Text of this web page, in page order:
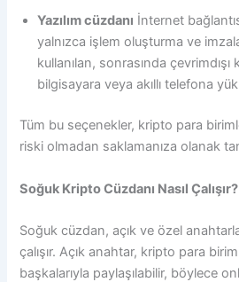
Yazılım cüzdanı İnternet
yalnızca işlem oluşturma ve
kullanılan, sonrasında
bilgisayara veya akıllı telefona
Tüm bu seçenekler, kripto para
riski olmadan saklamanıza olanak
Soğuk Kripto Cüzdanı Nasıl Çalışır?
Soğuk cüzdan, açık ve özel
çalışır. Açık anahtar, kripto para
başkalarıyla paylaşılabilir, böylece